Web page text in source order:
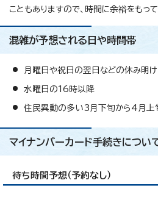
こともありますので、時間に余裕をもっ
混雑が予想される日や時間帯
月曜日や祝日の翌日などの休み明け
水曜日の16時以降
住民異動の多い3月下旬から4月上
マイナンバーカード手続きについ
待ち時間予想（予約なし）